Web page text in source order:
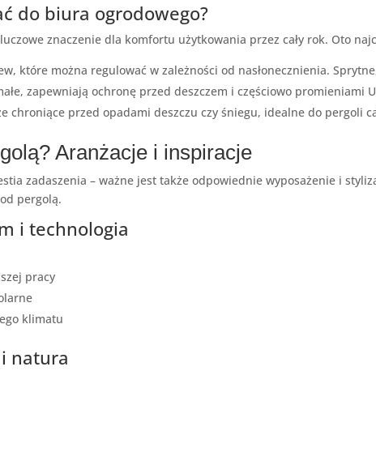
do biura ogrodowego?
znaczenie dla komfortu użytkowania przez cały rok. Oto
które można regulować w zależności od nasłonecznienia.
zapewniają ochronę przed deszczem i częściowo promieniami
chroniące przed opadami deszczu czy śniegu, idealne do pergoli
Aranżacje i inspiracje
zadaszenia – ważne jest także odpowiednie wyposażenie i
pergolą.
i technologia
pracy
klimatu
natura